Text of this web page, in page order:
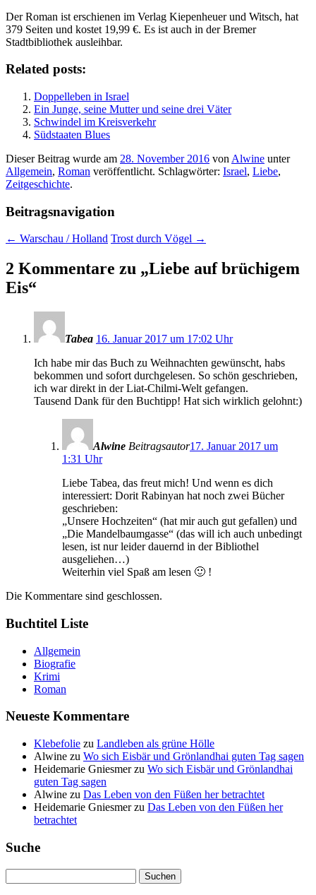
Der Roman ist erschienen im Verlag Kiepenheuer und Witsch, hat
379 Seiten und kostet 19,99 €. Es ist auch in der Bremer
Stadtbibliothek ausleihbar.
Related posts:
Doppelleben in Israel
Ein Junge, seine Mutter und seine drei Väter
Schwindel im Kreisverkehr
Südstaaten Blues
Dieser Beitrag wurde am 28. November 2016 von Alwine unter
Allgemein, Roman veröffentlicht. Schlagwörter: Israel, Liebe,
Zeitgeschichte.
Beitragsnavigation
← Warschau / Holland Trost durch Vögel →
2 Kommentare zu „Liebe auf brüchigem
Eis“
Tabea 16. Januar 2017 um 17:02 Uhr
Ich habe mir das Buch zu Weihnachten gewünscht, habs
bekommen und sofort durchgelesen. So schön geschrieben,
ich war direkt in der Liat-Chilmi-Welt gefangen.
Tausend Dank für den Buchtipp! Hat sich wirklich gelohnt:)
Alwine Beitragsautor17. Januar 2017 um
1:31 Uhr
Liebe Tabea, das freut mich! Und wenn es dich
interessiert: Dorit Rabinyan hat noch zwei Bücher
geschrieben:
„Unsere Hochzeiten“ (hat mir auch gut gefallen) und
„Die Mandelbaumgasse“ (das will ich auch unbedingt
lesen, ist nur leider dauernd in der Bibliothel
ausgeliehen…)
Weiterhin viel Spaß am lesen 🙂 !
Die Kommentare sind geschlossen.
Buchtitel Liste
Allgemein
Biografie
Krimi
Roman
Neueste Kommentare
Klebefolie zu Landleben als grüne Hölle
Alwine zu Wo sich Eisbär und Grönlandhai guten Tag sagen
Heidemarie Gniesmerzu Wo sich Eisbär und Grönlandhai
guten Tag sagen
Alwine zu Das Leben von den Füßen her betrachtet
Heidemarie Gniesmerzu Das Leben von den Füßen her
betrachtet
Suche
nach: